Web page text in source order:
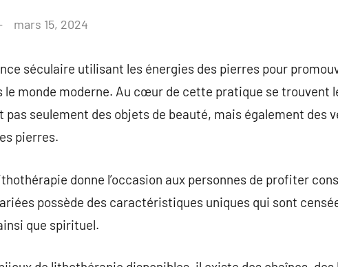
mars 15, 2024
séculaire utilisant les énergies des pierres pour
le monde moderne. Au cœur de cette pratique se trouvent
pas seulement des objets de beauté, mais également des
pierres.
donne l’occasion aux personnes de profiter
possède des caractéristiques uniques qui sont
que spirituel.